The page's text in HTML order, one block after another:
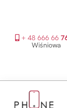
+ 48 666 66
Wiśniowa